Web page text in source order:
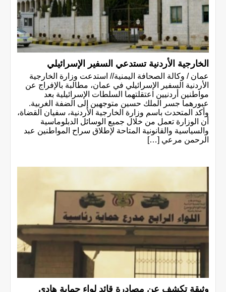
الخارجية الأردنية تستدعي السفير الإسرائيلي
عمان / وكالة الصحافة اليمنية// استدعت وزارة الخارجية
الأردنية السفير الإسرائيلي في عمان، مطالبة بالإفراج عن
مواطنين أردنيين اعتقلتهما السلطات الإسرائيلية بعد
عبورهما جسر الملك حسين متوجهين إلى الضفة الغربية.
وأكد المتحدث باسم وزارة الخارجية الأردنية، سفيان القضاة،
أن الوزارة تعمل من خلال جميع الوسائل الدبلوماسية
والسياسية والقانونية المتاحة لإطلاق سراح المواطنين عبد
الرحمن مرعي […]
وثيقة تكشف عن مصادرة قائد لواء حماية هادي